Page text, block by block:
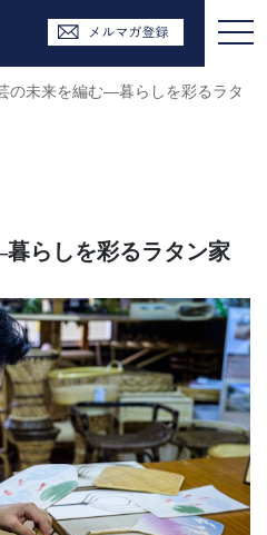
の未来を編む—暮らしを彩るラタ
らしを彩るラタン家